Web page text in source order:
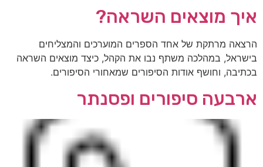
איך מוצאים השראה?
הרצאה מרתקת של אחד הספרים המוערכים והמצליחים
בישראל, במהלכה משתף נבו את הקהל, כיצד מוצאים השראה
בכתיבה, וחושף אודות הסיפורים שמאחורי הסיפורים.
ארבעה סיפורים ופסנתר